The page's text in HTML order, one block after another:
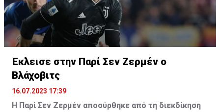
Έκλεισε στην Παρί Σεν Ζερμέν ο
Βλάχοβιτς
16.07.2023 17:39
Η Παρί Σεν Ζερμέν αποσύρθηκε από τη διεκδίκηση